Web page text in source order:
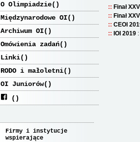
O Olimpiadzie
Międzynarodowe OI
Archiwum OI
Omówienia zadań
Linki
RODO i małoletni
OI Juniorów
Firmy i instytucje
wspierające
Finał
Finał
CEOI
IOI 2019 :